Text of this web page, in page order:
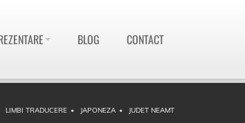
BLOG CONTACT
LIMBI TRADUCERE JAPONEZA JUDET NEAMT